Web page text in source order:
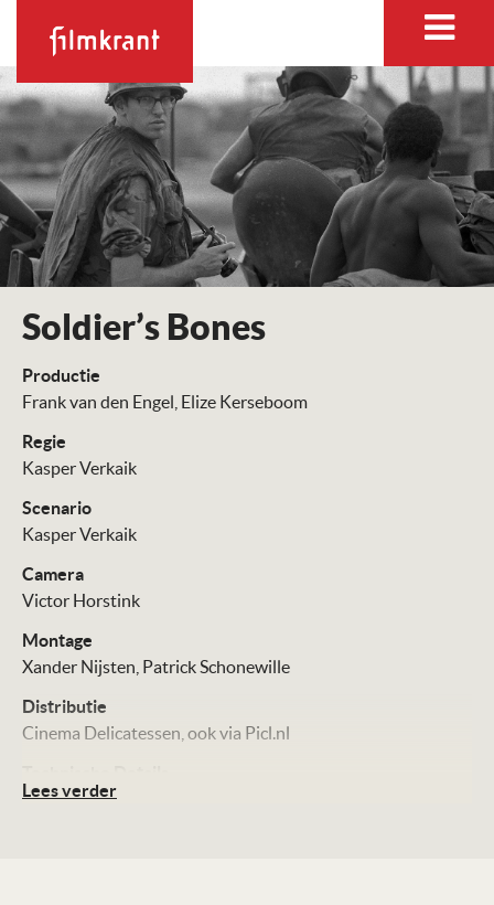
Soldier’s Bones
Productie
Frank van den Engel Elize Kerseboom
Regie
Kasper Verkaik
Scenario
Kasper Verkaik
Camera
Victor Horstink
Montage
Xander Nijsten Patrick Schonewille
Distributie
Cinema Delicatessen ook via Picl.nl
Kleur, 90 minuten
Lees verder